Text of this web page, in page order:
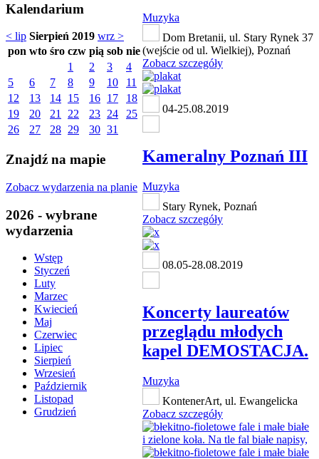
Kalendarium
< lip Sierpień 2019 wrz >
pon wto śro czw pią sob nie
1
2 3
4
5
6 7 8 9 10
11
12
13 14 15 16 17
18
19
20 21 22 23 24
25
26
27 28 29 30 31
Znajdź na mapie
Zobacz wydarzenia na planie
2026 - wybrane
wydarzenia
Wstęp
Styczeń
Luty
Marzec
Kwiecień
Maj
Czerwiec
Lipiec
Sierpień
Wrzesień
Październik
Listopad
Grudzień
Muzyka
Dom Bretanii, ul. Stary Rynek 37
(wejście od ul. Wielkiej), Poznań
Zobacz szczegóły
04-25.08.2019
Kameralny Poznań III
Muzyka
Stary Rynek, Poznań
Zobacz szczegóły
08.05-28.08.2019
Koncerty laureatów
przeglądu młodych
kapel DEMOSTACJA.
Muzyka
KontenerArt, ul. Ewangelicka
Zobacz szczegóły